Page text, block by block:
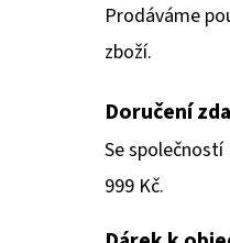
Prodáváme
zboží.
Doručení
Se
999 Kč.